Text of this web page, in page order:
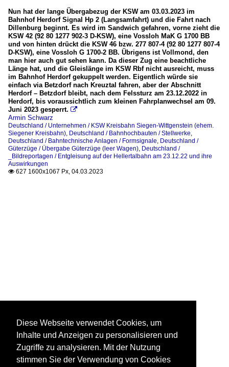
Nun hat der lange Übergabezug der KSW am 03.03.2023 im
Bahnhof Herdorf Signal Hp 2 (Langsamfahrt) und die Fahrt nach
Dillenburg beginnt. Es wird im Sandwich gefahren, vorne zieht die
KSW 42 (92 80 1277 902-3 D-KSW), eine Vossloh MaK G 1700 BB
und von hinten drückt die KSW 46 bzw. 277 807-4 (92 80 1277 807-4
D-KSW), eine Vossloh G 1700-2 BB. Übrigens ist Vollmond, den
man hier auch gut sehen kann. Da dieser Zug eine beachtliche
Länge hat, und die Gleislänge im KSW Rbf nicht ausreicht, muss
im Bahnhof Herdorf gekuppelt werden. Eigentlich würde sie
einfach via Betzdorf nach Kreuztal fahren, aber der Abschnitt
Herdorf – Betzdorf bleibt, nach dem Felssturz am 23.12.2022 in
Herdorf, bis voraussichtlich zum kleinen Fahrplanwechsel am 09.
Juni 2023 gesperrt. 
Armin Schwarz
Deutschland / Unternehmen / KSW Kreisbahn Siegen-Wittgenstein (ehem.
Siegener Kreisbahn), Deutschland / Bahnhochbauten / Stellwerke,
Deutschland / Bahntechnische Anlagen / Formsignale, Deutschland /
Güterzüge / Übergabe Güterzüge (leer Wagen), Deutschland /
_Bildreportagen / Entgleisung auf der Hellertalbahn am 23.12.22 und ihre
Auswirkungen
 627 1600x1067 Px, 04.03.2023
Diese Webseite verwendet Cookies, um
Inhalte und Anzeigen zu personalisieren und
Zugriffe zu analysieren. Mit der Nutzung
stimmen Sie der Verwendung von Cookies